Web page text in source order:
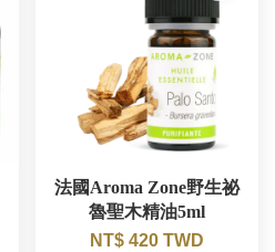
法國Aroma Zone野生祕
魯聖木精油5ml
NT$ 420 TWD